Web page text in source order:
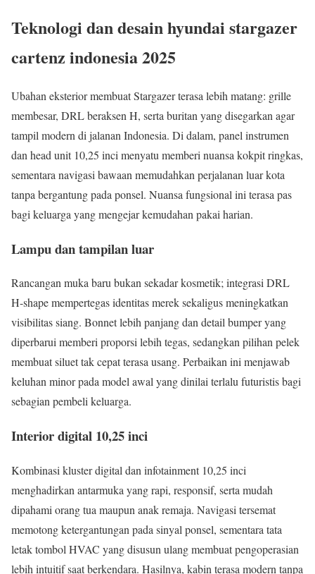
Teknologi dan desain hyundai stargazer
cartenz indonesia 2025
Ubahan eksterior membuat Stargazer terasa lebih matang: grille
membesar, DRL beraksen H, serta buritan yang disegarkan agar
tampil modern di jalanan Indonesia. Di dalam, panel instrumen
dan head unit 10,25 inci menyatu memberi nuansa kokpit ringkas,
sementara navigasi bawaan memudahkan perjalanan luar kota
tanpa bergantung pada ponsel. Nuansa fungsional ini terasa pas
bagi keluarga yang mengejar kemudahan pakai harian.
Lampu dan tampilan luar
Rancangan muka baru bukan sekadar kosmetik; integrasi DRL
H-shape mempertegas identitas merek sekaligus meningkatkan
visibilitas siang. Bonnet lebih panjang dan detail bumper yang
diperbarui memberi proporsi lebih tegas, sedangkan pilihan pelek
membuat siluet tak cepat terasa usang. Perbaikan ini menjawab
keluhan minor pada model awal yang dinilai terlalu futuristis bagi
sebagian pembeli keluarga.
Interior digital 10,25 inci
Kombinasi kluster digital dan infotainment 10,25 inci
menghadirkan antarmuka yang rapi, responsif, serta mudah
dipahami orang tua maupun anak remaja. Navigasi tersemat
memotong ketergantungan pada sinyal ponsel, sementara tata
letak tombol HVAC yang disusun ulang membuat pengoperasian
lebih intuitif saat berkendara. Hasilnya, kabin terasa modern tanpa